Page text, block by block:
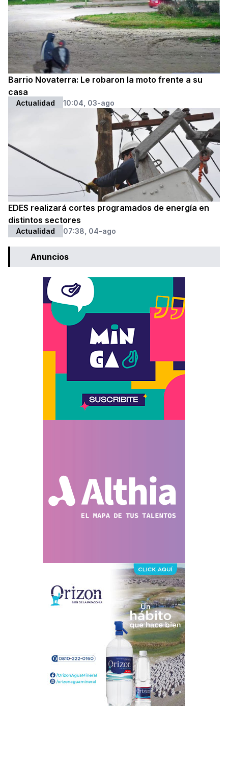
Barrio Novaterra: Le robaron la moto frente a su
casa
Actualidad 10:04, 03-ago
EDES realizará cortes programados de energía en
distintos sectores
Actualidad 07:38, 04-ago
Anuncios